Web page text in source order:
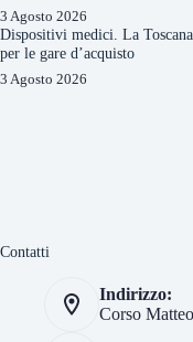
3 Agosto 2026
Dispositivi medici. La
per le gare d’acquisto
3 Agosto 2026
Contatti
Indirizzo:
Corso